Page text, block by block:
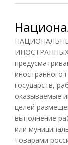
иностранного
государств,
оказываемые
целей
выполнение
или
товарами